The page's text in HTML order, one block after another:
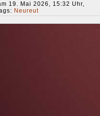
19. Mai 2026, 15:32 Uhr,
Neureut